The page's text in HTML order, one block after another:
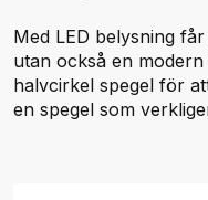
Med LED belysning
utan också en
halvcirkel spegel för
en spegel som